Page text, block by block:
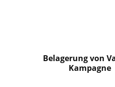
Belagerung von
Kampagne